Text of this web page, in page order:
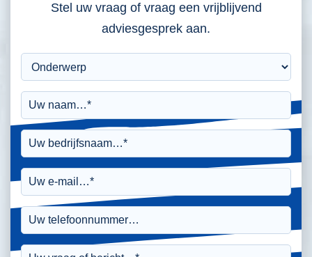
Stel uw vraag of vraag een vrijblijvend
adviesgesprek aan.